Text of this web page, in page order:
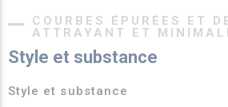
COURBES ÉPURÉES ET
ATTRAYANT ET
Style et substance
Style et substance